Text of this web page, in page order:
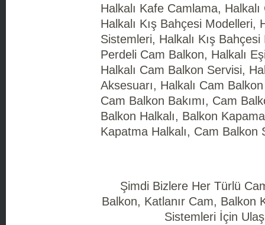
Halkalı Kafe Camlama,
Halkalı Kış Bahçesi Modelleri,
Sistemleri, Halkalı Kış
Perdeli Cam Balkon, Halkalı
Halkalı Cam Balkon Servisi,
Aksesuarı, Halkalı Cam
Cam Balkon Bakımı, Cam
Balkon Halkalı, Balkon
Kapatma Halkalı, Cam Balkon
Şimdi Bizlere Her Türlü
Balkon, Katlanır Cam, Balkon
Sistemleri İçin